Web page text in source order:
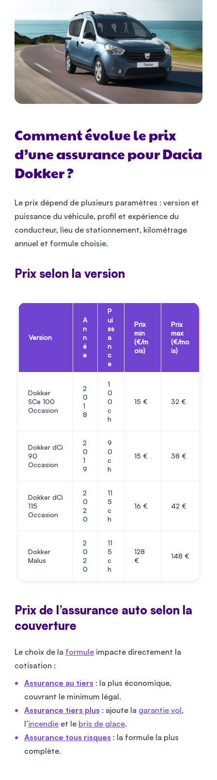
Comment évolue le prix
d’une assurance pour Dacia
Dokker ?
Le prix dépend de plusieurs paramètres : version et
puissance du véhicule, profil et expérience du
conducteur, lieu de stationnement, kilométrage
annuel et formule choisie.
Prix selon la version
Version
A
n
n
é
e
P
ui
ss
a
n
c
e
Prix
min
(€/m
ois)
Prix
max
(€/mo
is)
Dokker
SCe 100
Occasion
2
0
1
8
1
0
0
c
h
15 € 32 €
Dokker dCi
90
Occasion
2
0
1
9
9
0
c
h
15 € 38 €
Dokker dCi
115
Occasion
2
0
2
0
11
5
c
h
16 € 42 €
Dokker
Malus
2
0
2
0
11
5
c
h
128
€
148 €
Prix de l’assurance auto selon la
couverture
Le choix de la formule impacte directement la
cotisation :
Assurance au tiers : la plus économique,
couvrant le minimum légal.
Assurance tiers plus : ajoute la garantie vol,
l’incendie et le bris de glace.
Assurance tous risques : la formule la plus
complète.